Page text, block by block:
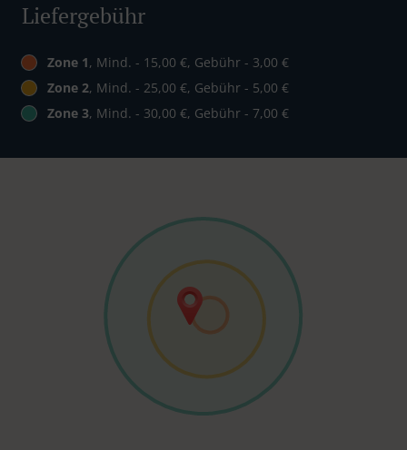
Liefergebühr
Zone 1, Mind. - 15,00 €, Gebühr - 3,00 €
Zone 2, Mind. - 25,00 €, Gebühr - 5,00 €
Zone 3, Mind. - 30,00 €, Gebühr - 7,00 €